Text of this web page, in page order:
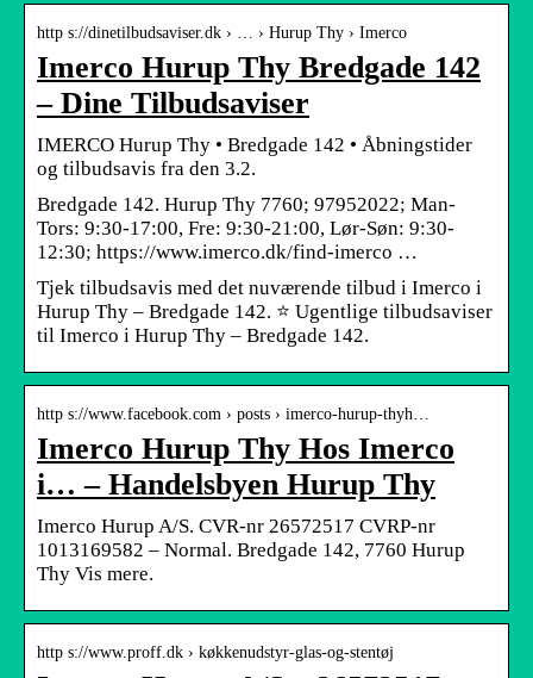
http s://dinetilbudsaviser.dk › … › Hurup Thy › Imerco
Imerco Hurup Thy Bredgade 142
– Dine Tilbudsaviser
IMERCO Hurup Thy • Bredgade 142 • Åbningstider
og tilbudsavis fra den 3.2.
Bredgade 142. Hurup Thy 7760; 97952022; Man-
Tors: 9:30-17:00, Fre: 9:30-21:00, Lør-Søn: 9:30-
12:30; https://www.imerco.dk/find-imerco …
Tjek tilbudsavis med det nuværende tilbud i Imerco i
Hurup Thy – Bredgade 142. ⭐ Ugentlige tilbudsaviser
til Imerco i Hurup Thy – Bredgade 142.
http s://www.facebook.com › posts › imerco-hurup-thyh…
Imerco Hurup Thy Hos Imerco
i… – Handelsbyen Hurup Thy
Imerco Hurup A/S. CVR-nr 26572517 CVRP-nr
1013169582 – Normal. Bredgade 142, 7760 Hurup
Thy Vis mere.
http s://www.proff.dk › køkkenudstyr-glas-og-stentøj